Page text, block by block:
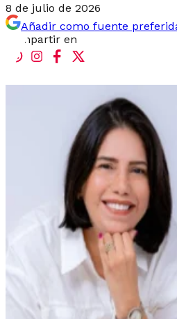
8 de julio de 2026
Añadir como fuente
Compartir en